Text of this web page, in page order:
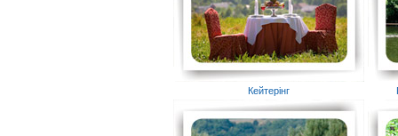
Кейтерінг